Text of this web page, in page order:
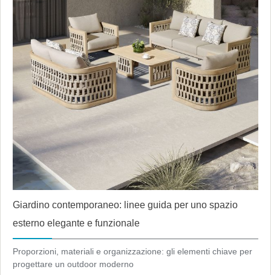
Giardino contemporaneo: linee guida per uno spazio
esterno elegante e funzionale
Proporzioni, materiali e organizzazione: gli elementi chiave per
progettare un outdoor moderno